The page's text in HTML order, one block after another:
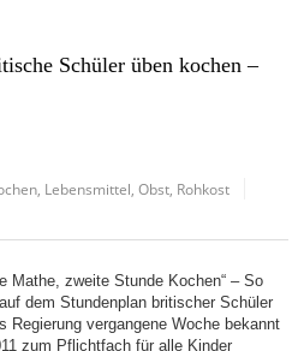
Schüler üben kochen –
Lebensmittel ,Obst Rohkost
Mathe, zweite Stunde Kochen“ – So
dem Stundenplan britischer Schüler
Regierung vergangene Woche bekannt
zum Pflichtfach für alle Kinder